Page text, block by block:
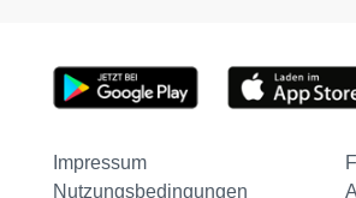
Impressum
Nutzungsbedingungen